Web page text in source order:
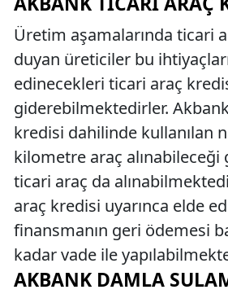
Üretim aşamalarında ticari
duyan üreticiler bu
edinecekleri ticari araç
giderebilmektedirler.
kredisi dahilinde kullanılan
kilometre araç alınabileceği
ticari araç da
araç kredisi uyarınca elde
finansmanın geri ödemesi
kadar vade ile
AKBANK DAMLA